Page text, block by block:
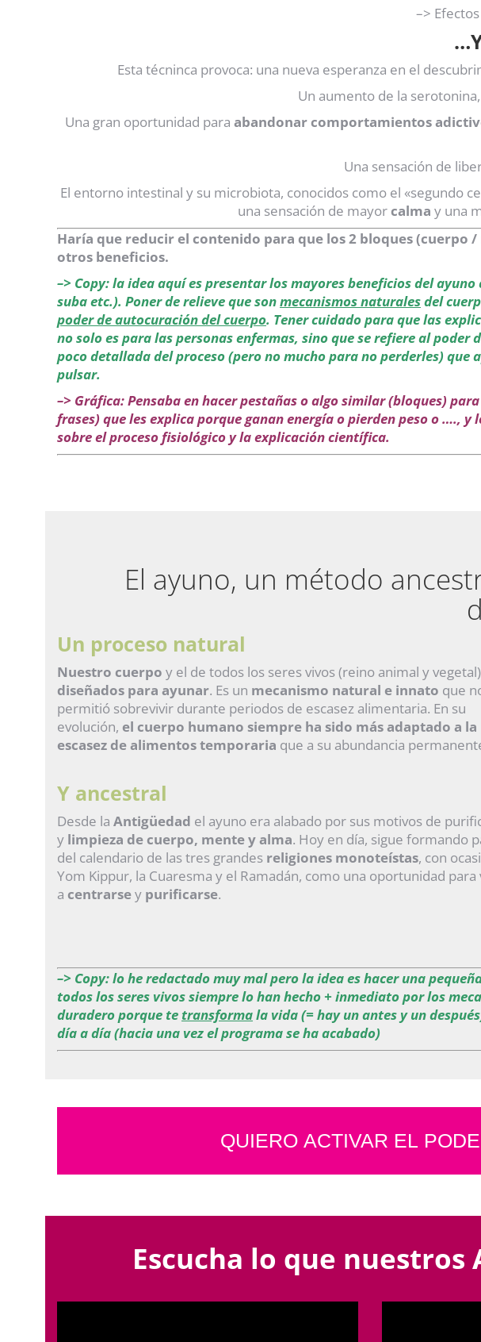
–>
Esta técninca provoca: una nueva esperanza en el
Un aumento de la
Una gran oportunidad para abandonar comportamientos
Una sensación de
El entorno intestinal y su microbiota, conocidos como el «segundo
una sensación de mayorcalma y una
Haría que reducir el contenido para que los 2 bloques
otros beneficios.
–> Copy: la idea aquí es presentar los mayores beneficios del
suba etc.). Poner de relieve que sonmecanismos naturalesdel
poder de autocuración del cuerpo. Tener cuidado para que las
no solo es para las personas enfermas, sino que se refiere al
poco detallada del proceso (pero no mucho para no perderles) que
pulsar.
–> Gráfica: Pensaba en hacer pestañas o algo similar (bloques)
frases) que les explica porque ganan energía o pierden peso o ….,
sobre el proceso fisiológico y la explicación científica.
El ayuno, un método
Un proceso natural
Nuestro cuerpo y el de todos los seres vivos (reino animal y vegetal)
diseñados para ayunar. Es un mecanismo natural e innato que
permitió sobrevivir durante periodos de escasez alimentaria. En su
evolución, el cuerpo humano siempre ha sido más adaptado a la
escasez de alimentos temporaria que a su abundancia
Y ancestral
Desde la Antigüedad el ayuno era alabado por sus motivos de
y limpieza de cuerpo, mente y alma. Hoy en día, sigue formando
del calendario de las tres grandes religiones monoteístas, con
Yom Kippur, la Cuaresma y el Ramadán, como una oportunidad para
a centrarsey purificarse.
–> Copy: lo he redactado muy mal pero la idea es hacer una
todos los seres vivos siempre lo han hecho + inmediato por los
duradero porque te transformala vida (= hay un antes y un
día a día (hacia una vez el programa se ha acabado)
QUIERO ACTIVAR EL
Escucha lo que